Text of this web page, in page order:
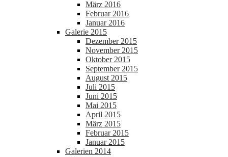
März 2016
Februar 2016
Januar 2016
Galerie 2015
Dezember 2015
November 2015
Oktober 2015
September 2015
August 2015
Juli 2015
Juni 2015
Mai 2015
April 2015
März 2015
Februar 2015
Januar 2015
Galerien 2014